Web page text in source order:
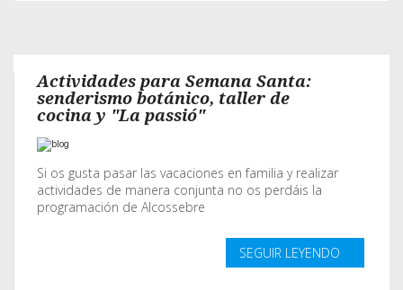
Actividades para Semana Santa:
senderismo botánico, taller de
cocina y "La passió"
Si os gusta pasar las vacaciones en familia y realizar
actividades de manera conjunta no os perdáis la
programación de Alcossebre
SEGUIR LEYENDO